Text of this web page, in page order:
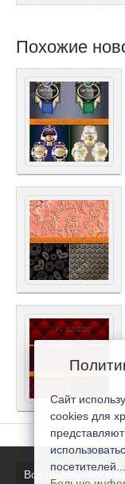
Похожие
Все последние
Сайт
cookies для
посетителей...